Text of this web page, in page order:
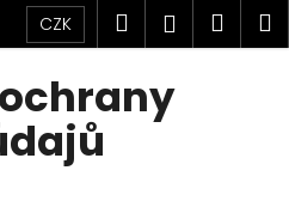
CZK Hledat